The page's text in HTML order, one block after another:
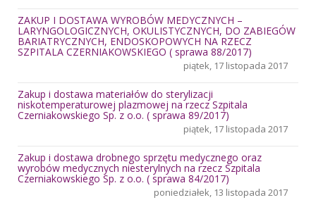
ZAKUP I DOSTAWA WYROBÓW MEDYCZNYCH –
LARYNGOLOGICZNYCH, OKULISTYCZNYCH, DO ZABIEGÓW
BARIATRYCZNYCH, ENDOSKOPOWYCH NA RZECZ
SZPITALA CZERNIAKOWSKIEGO ( sprawa 88/2017)
piątek, 17 listopada 2017
Zakup i dostawa materiałów do sterylizacji
niskotemperaturowej plazmowej na rzecz Szpitala
Czerniakowskiego Sp. z o.o. ( sprawa 89/2017)
piątek, 17 listopada 2017
Zakup i dostawa drobnego sprzętu medycznego oraz
wyrobów medycznych niesterylnych na rzecz Szpitala
Czerniakowskiego Sp. z o.o. ( sprawa 84/2017)
poniedziałek, 13 listopada 2017